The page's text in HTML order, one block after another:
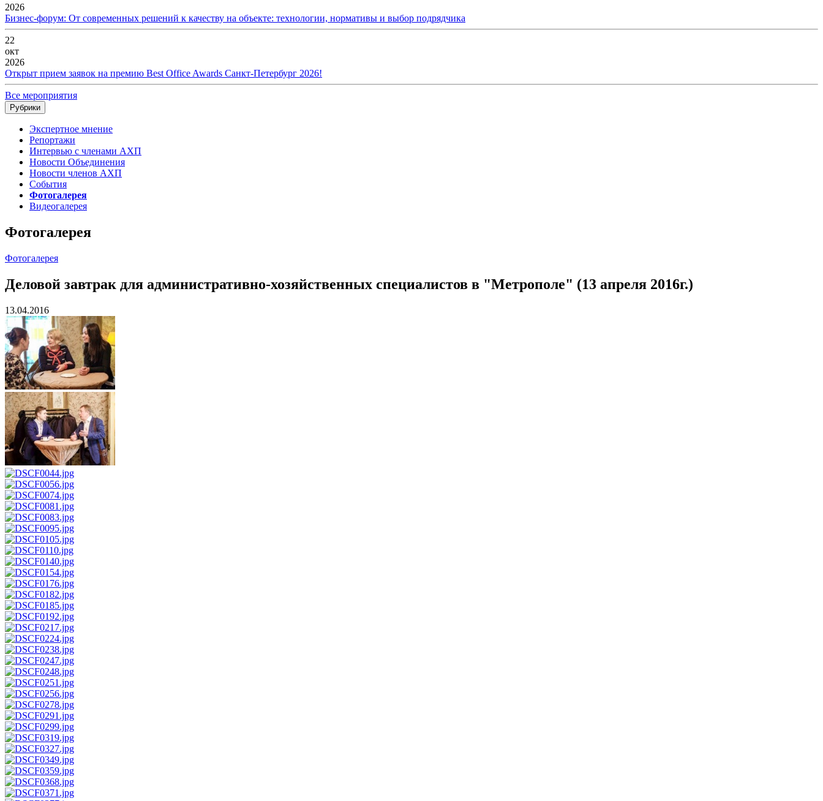
2026
Бизнес-форум: От современных решений к качеству на объекте: технологии, нормативы и выбор подрядчика
22
окт
2026
Открыт прием заявок на премию Best Office Awards Санкт-Петербург 2026!
Все мероприятия
Рубрики
Экспертное мнение
Репортажи
Интервью с членами АХП
Новости Объединения
Новости членов АХП
События
Фотогалерея
Видеогалерея
Фотогалерея
Фотогалерея
Деловой завтрак для административно-хозяйственных специалистов в "Метрополе" (13 апреля 2016г.)
13.04.2016